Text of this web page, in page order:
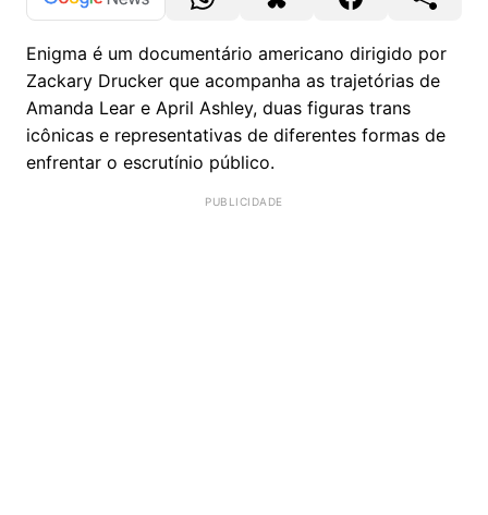
Enigma é um documentário americano dirigido por
Zackary Drucker que acompanha as trajetórias de
Amanda Lear e April Ashley, duas figuras trans
icônicas e representativas de diferentes formas de
enfrentar o escrutínio público.